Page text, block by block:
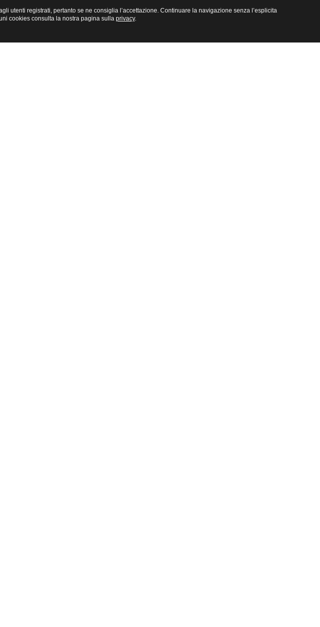
utenti registrati, pertanto se ne consiglia l’accettazione. Continuare la navigazione senza l’esplicita
cookies consulta la nostra pagina sulla privacy.